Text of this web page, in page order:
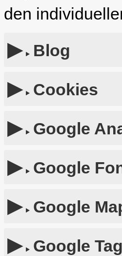
den
Blog
Cookies
Google
Google
Google
Google